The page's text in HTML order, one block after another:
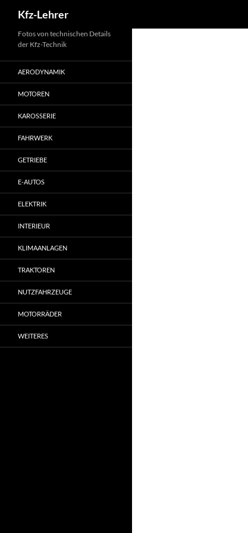
Inhalt
springen
Kfz-Lehrer
Fotos von technischen Details
der Kfz-Technik
AERODYNAMIK
MOTOREN
KAROSSERIE
FAHRWERK
GETRIEBE
E-AUTOS
ELEKTRIK
INTERIEUR
KLIMAANLAGEN
TRAKTOREN
NUTZFAHRZEUGE
MOTORRÄDER
WEITERES